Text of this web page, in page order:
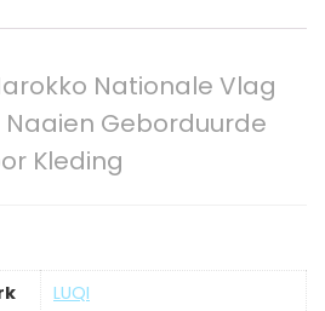
Nationale Vlag
Naaien Geborduurde
Kleding
‎LUQI